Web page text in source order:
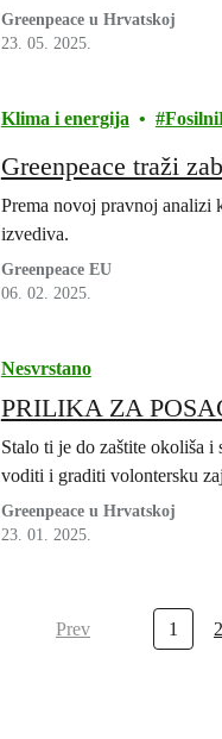
Greenpeace u Hrvatskoj
23. 05. 2025.
Klima i energija
Greenpeace traži
Prema novoj pravnoj analizi
izvediva.
Greenpeace EU
06. 02. 2025.
Nesvrstano
PRILIKA ZA
Stalo ti je do zaštite okoliša
voditi i graditi volontersku
Greenpeace u Hrvatskoj
23. 01. 2025.
Prev 1 2